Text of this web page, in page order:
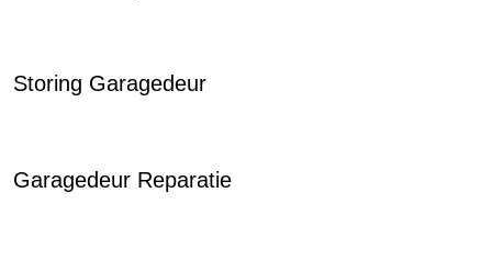
Storing Garagedeur
Garagedeur Reparatie